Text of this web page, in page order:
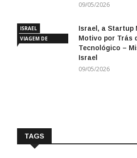
09/05/2026
ISRAEL
VIAGEM DE
Israel, a Startup
Motivo por Trás
Tecnológico –
Israel
09/05/2026
TAGS